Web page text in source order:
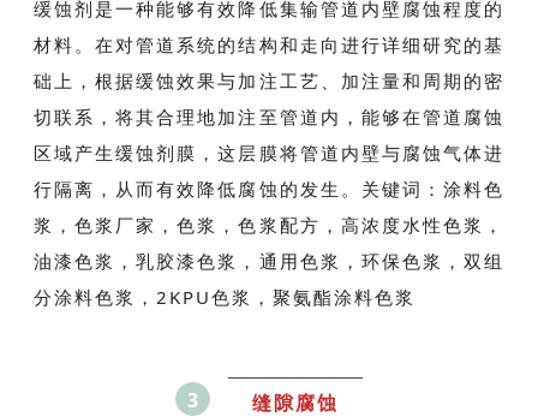
缓蚀剂是一种能够有效降低集输管道内壁腐蚀程度的
材料。在对管道系统的结构和走向进行详细研究的基
础上，根据缓蚀效果与加注工艺、加注量和周期的密
切联系，将其合理地加注至管道内，能够在管道腐蚀
区域产生缓蚀剂膜，这层膜将管道内壁与腐蚀气体进
行隔离，从而有效降低腐蚀的发生。关键词：涂料色
浆，色浆厂家，色浆，色浆配方，高浓度水性色浆，
油漆色浆，乳胶漆色浆，通用色浆，环保色浆，双组
分涂料色浆，2KPU色浆，聚氨酯涂料色浆
3 缝隙腐蚀